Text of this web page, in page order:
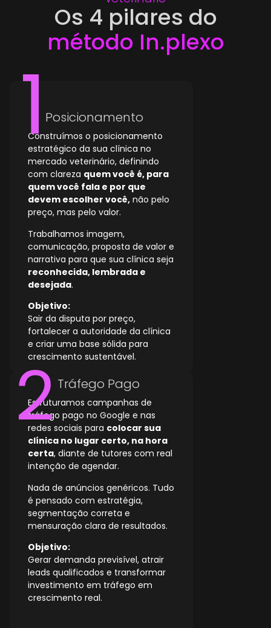
Os 4 pilares do
método In.plexo
Posicionamento
Construímos o posicionamento
estratégico da sua clínica no
mercado veterinário, definindo
com clareza quem você é, para
quem você fala e por que
devem escolher você, não pelo
preço, mas pelo valor.
Trabalhamos imagem,
comunicação, proposta de valor e
narrativa para que sua clínica seja
reconhecida, lembrada e
desejada.
Objetivo:
Sair da disputa por preço,
fortalecer a autoridade da clínica
e criar uma base sólida para
crescimento sustentável.
Tráfego Pago
Estruturamos campanhas de
tráfego pago no Google e nas
redes sociais para colocar sua
clínica no lugar certo, na hora
certa, diante de tutores com real
intenção de agendar.
Nada de anúncios genéricos. Tudo
é pensado com estratégia,
segmentação correta e
mensuração clara de resultados.
Objetivo:
Gerar demanda previsível, atrair
leads qualificados e transformar
investimento em tráfego em
crescimento real.